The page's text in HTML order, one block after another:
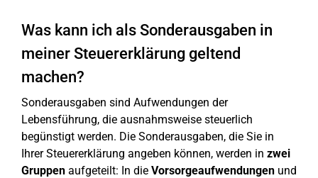
Was kann ich als Sonderausgaben in
meiner Steuererklärung geltend
machen?
Sonderausgaben sind Aufwendungen der
Lebensführung, die ausnahmsweise steuerlich
begünstigt werden. Die Sonderausgaben, die Sie in
Ihrer Steuererklärung angeben können, werden in zwei
Gruppen aufgeteilt: In die Vorsorgeaufwendungen und